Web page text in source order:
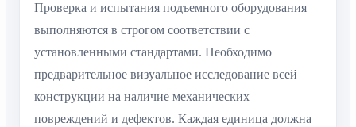
Проверка и испытания подъемного оборудования
выполняются в строгом соответствии с
установленными стандартами. Необходимо
предварительное визуальное исследование всей
конструкции на наличие механических
повреждений и дефектов. Каждая единица должна